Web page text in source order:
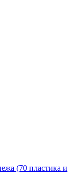
(70 пластика и